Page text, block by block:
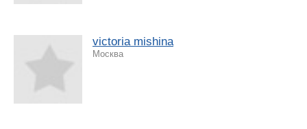
victoria mishina
Москва